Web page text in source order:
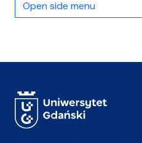
Open side menu